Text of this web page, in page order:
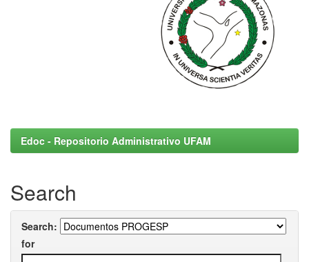
Edoc - Repositorio Administrativo UFAM
Search
Search:
for